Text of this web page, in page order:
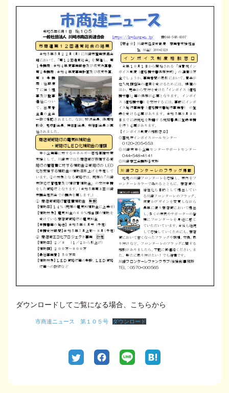
ダウンロードしてご覧になる場合、こちらから
市商連ニュース 第１０５号 ダウンロード